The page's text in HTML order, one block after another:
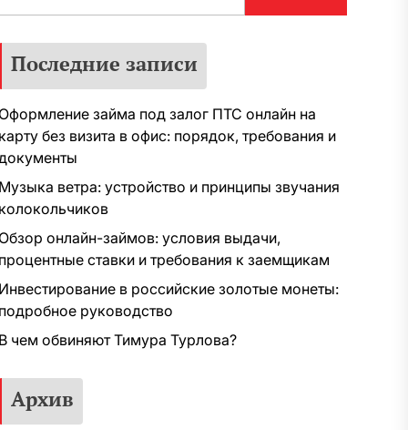
Последние записи
Оформление займа под залог ПТС онлайн на
карту без визита в офис: порядок, требования и
Музыка ветра: устройство и принципы звучания
колокольчиков
Обзор онлайн-займов: условия выдачи,
процентные ставки и требования к заемщикам
Инвестирование в российские золотые монеты:
подробное руководство
В чем обвиняют Тимура Турлова?
Архив